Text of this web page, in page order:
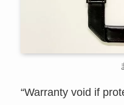
“Warranty void if